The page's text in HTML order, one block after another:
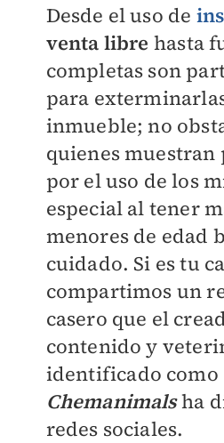
Desde el uso de
venta libre hasta
completas son
para
inmueble; no
quienes
por el uso de los
especial al tener
menores de edad
cuidado. Si es tu
compartimos un
casero que el
contenido y
identificado como
Chemanimalsha
redes sociales.